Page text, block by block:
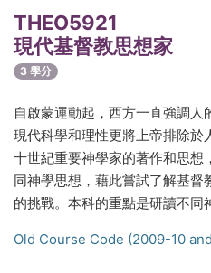
THEO5921
現代基督教思想家
3 學分
自啟蒙運動起，西方一直強調
現代科學和理性更將上帝排除於
十世紀重要神學家的著作和思想
同神學思想，藉此嘗試了解基督
的挑戰。本科的重點是研讀不同
Old Course Code (2009-10